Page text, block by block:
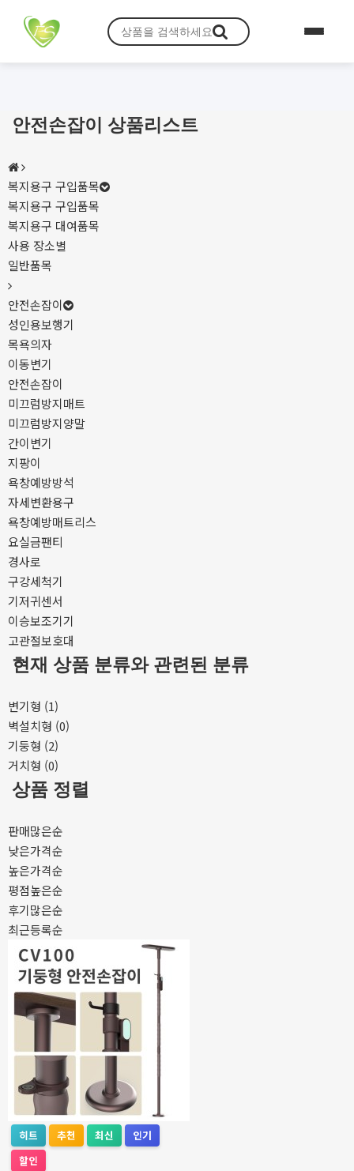
안전손잡이 상품리스트
복지용구 구입품목
복지용구 구입품목
복지용구 대여품목
사용 장소별
일반품목
안전손잡이
성인용보행기
목욕의자
이동변기
안전손잡이
미끄럼방지매트
미끄럼방지양말
간이변기
지팡이
욕창예방방석
자세변환용구
욕창예방매트리스
요실금팬티
경사로
구강세척기
기저귀센서
이승보조기기
고관절보호대
현재 상품 분류와 관련된 분류
변기형 (1)
벽설치형 (0)
기둥형 (2)
거치형 (0)
상품 정렬
판매많은순
낮은가격순
높은가격순
평점높은순
후기많은순
최근등록순
히트 추천 최신
인기
할인